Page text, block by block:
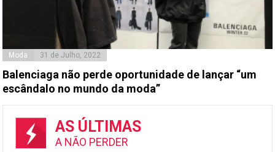
Moda 31 de Julho, 2022
Balenciaga não perde oportunidade de lançar “um
escândalo no mundo da moda”
AS ÚLTIMAS
A NÃO PERDER